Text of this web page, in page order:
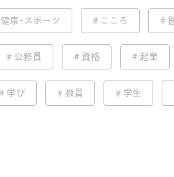
健康・スポーツ こころ
公務員 資格 起業
学び 教員 学生